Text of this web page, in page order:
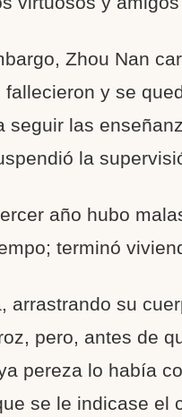
Zhou Nan
fallecieron y se
seguir las
la
año hubo
terminó
arrastrando su
pero, antes de
pereza lo había
se le indicase el